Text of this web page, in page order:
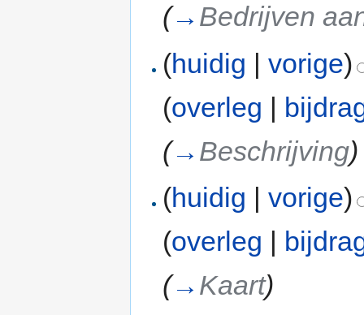
(→ Bedrijven
(huidig |vorige)
(overleg |
(→ Beschrijving)
(huidig |vorige)
(overleg |
(→ Kaart)